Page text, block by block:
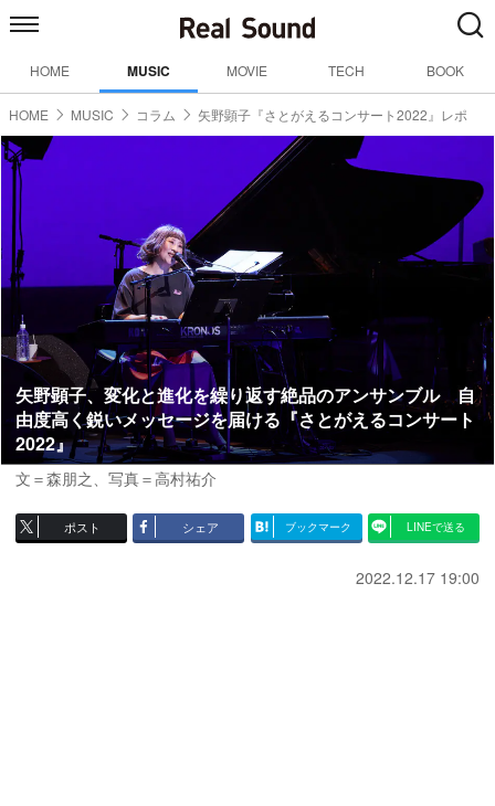
HOME MUSIC MOVIE TECH BOOK
HOME MUSIC コラム 矢野顕子『さとがえるコンサート2022』レポ
矢野顕子、変化と進化を繰り返す絶品のアンサンブル 自
由度高く鋭いメッセージを届ける『さとがえるコンサート
2022』
文＝森朋之、写真＝高村祐介
ポスト シェア ブックマーク LINEで送る
2022.12.17 19:00